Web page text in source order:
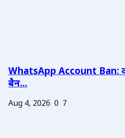
WhatsApp Account Ban:
बैन...
Aug 4, 2026 0 7